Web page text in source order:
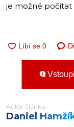
je možné počítat
Autor článku
Daniel